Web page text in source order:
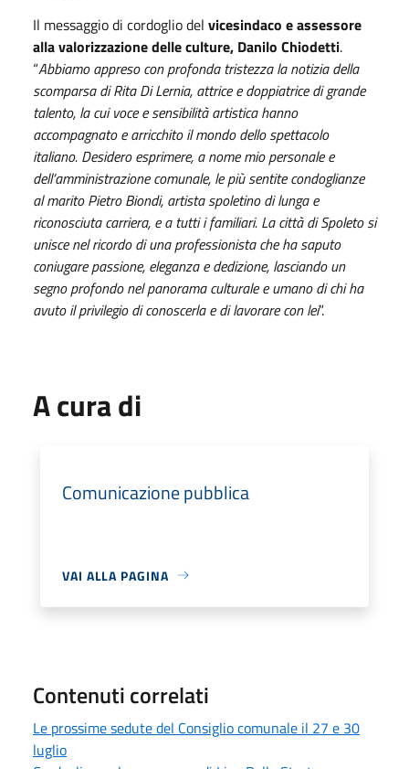
Il messaggio di cordoglio del vicesindaco e assessore
alla valorizzazione delle culture, Danilo Chiodetti.
“Abbiamo appreso con profonda tristezza la notizia della
scomparsa di Rita Di Lernia, attrice e doppiatrice di grande
talento, la cui voce e sensibilità artistica hanno
accompagnato e arricchito il mondo dello spettacolo
italiano. Desidero esprimere, a nome mio personale e
dell’amministrazione comunale, le più sentite condoglianze
al marito Pietro Biondi, artista spoletino di lunga e
riconosciuta carriera, e a tutti i familiari. La città di Spoleto si
unisce nel ricordo di una professionista che ha saputo
coniugare passione, eleganza e dedizione, lasciando un
segno profondo nel panorama culturale e umano di chi ha
avuto il privilegio di conoscerla e di lavorare con lei”.
A cura di
Comunicazione pubblica
VAI ALLA PAGINA
Contenuti correlati
Le prossime sedute del Consiglio comunale il 27 e 30
luglio